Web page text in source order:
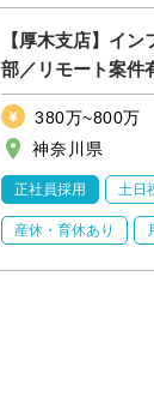
【厚木支店】イ
部／リモート案件
等】
380万~800万
神奈川県
正社員採用 土日
産休・育休あり